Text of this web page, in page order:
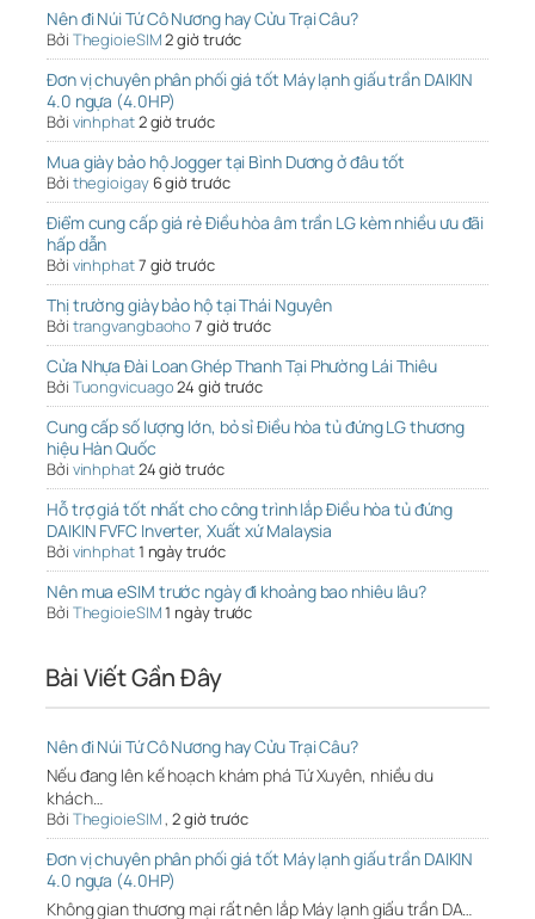
Nên đi Núi Tứ Cô Nương hay Cửu Trại Câu?
Bởi ThegioieSIM2 giờ trước
Đơn vị chuyên phân phối giá tốt Máy lạnh giấu trần DAIKIN
4.0 ngựa (4.0HP)
Bởi vinhphat2 giờ trước
Mua giày bảo hộ Jogger tại Bình Dương ở đâu tốt
Bởi thegioigay 6 giờ trước
Điểm cung cấp giá rẻ Điều hòa âm trần LG kèm nhiều ưu đãi
hấp dẫn
Bởi vinhphat7 giờ trước
Thị trường giày bảo hộ tại Thái Nguyên
Bởi trangvangbaoho 7 giờ trước
Cửa Nhựa Đài Loan Ghép Thanh Tại Phường Lái Thiêu
Bởi Tuongvicuago24 giờ trước
Cung cấp số lượng lớn, bỏ sỉ Điều hòa tủ đứng LG thương
hiệu Hàn Quốc
Bởi vinhphat24 giờ trước
Hỗ trợ giá tốt nhất cho công trình lắp Điều hòa tủ đứng
DAIKIN FVFC Inverter, Xuất xứ Malaysia
Bởi vinhphat1 ngày trước
Nên mua eSIM trước ngày đi khoảng bao nhiêu lâu?
Bởi ThegioieSIM1 ngày trước
Bài Viết Gần Đây
Nên đi Núi Tứ Cô Nương hay Cửu Trại Câu?
Nếu đang lên kế hoạch khám phá Tứ Xuyên, nhiều du
khách…
Bởi ThegioieSIM,2 giờ trước
Đơn vị chuyên phân phối giá tốt Máy lạnh giấu trần DAIKIN
4.0 ngựa (4.0HP)
Không gian thương mại rất nên lắp Máy lạnh giấu trần DA…